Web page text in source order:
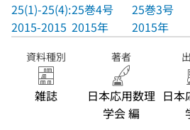
25(1)-25(4):
2015-2015
25巻4号
2015年
25巻3号
2015年
資料種別
雑誌
著者
日本応用数理
学会 編
日本